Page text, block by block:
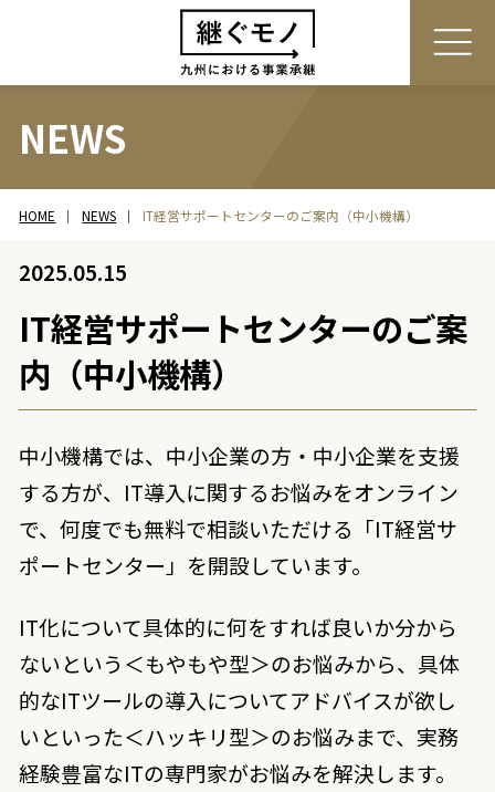
NEWS
HOME NEWS IT経営サポートセンターのご案内（中小機構）
2025.05.15
IT経営サポートセンターのご案
内（中小機構）
中小機構では、中小企業の方・中小企業を支援
する方が、IT導入に関するお悩みをオンライン
で、何度でも無料で相談いただける「IT経営サ
ポートセンター」を開設しています。
IT化について具体的に何をすれば良いか分から
ないという＜もやもや型＞のお悩みから、具体
的なITツールの導入についてアドバイスが欲し
いといった＜ハッキリ型＞のお悩みまで、実務
経験豊富なITの専門家がお悩みを解決します。